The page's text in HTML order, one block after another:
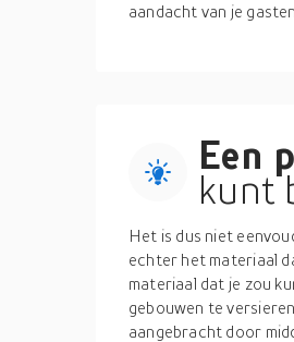
aandacht van je
Een
kunt
Het is dus niet
echter het materiaal
materiaal dat je zou
gebouwen te
aangebracht door